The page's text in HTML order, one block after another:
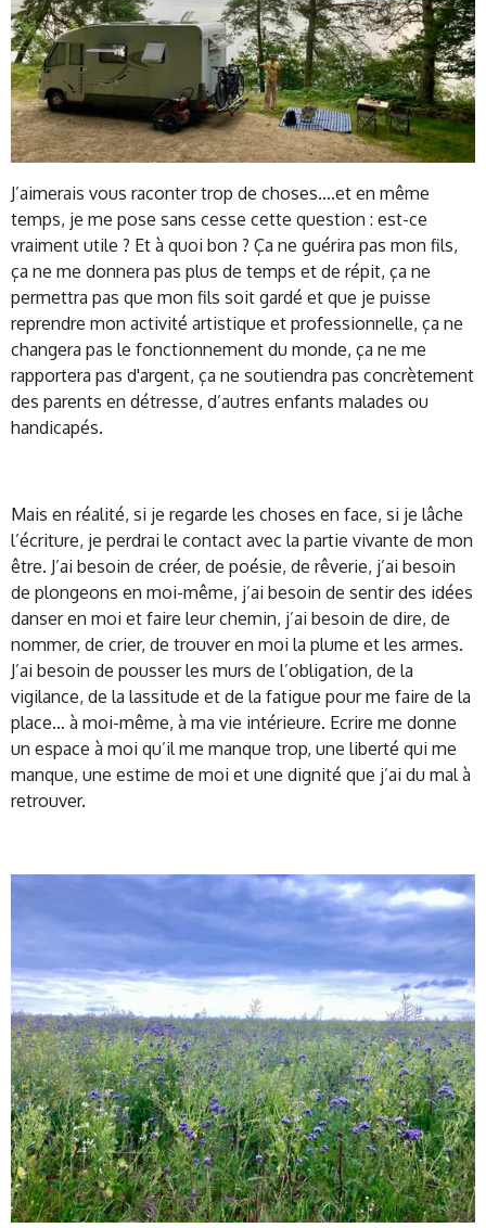
J’aimerais vous raconter trop de choses….et en même
temps, je me pose sans cesse cette question : est-ce
vraiment utile ? Et à quoi bon ? Ça ne guérira pas mon fils,
ça ne me donnera pas plus de temps et de répit, ça ne
permettra pas que mon fils soit gardé et que je puisse
reprendre mon activité artistique et professionnelle, ça ne
changera pas le fonctionnement du monde, ça ne me
rapportera pas d'argent, ça ne soutiendra pas concrètement
des parents en détresse, d’autres enfants malades ou
handicapés.
Mais en réalité, si je regarde les choses en face, si je lâche
l’écriture, je perdrai le contact avec la partie vivante de mon
être. J’ai besoin de créer, de poésie, de rêverie, j’ai besoin
de plongeons en moi-même, j’ai besoin de sentir des idées
danser en moi et faire leur chemin, j’ai besoin de dire, de
nommer, de crier, de trouver en moi la plume et les armes.
J’ai besoin de pousser les murs de l’obligation, de la
vigilance, de la lassitude et de la fatigue pour me faire de la
place… à moi-même, à ma vie intérieure. Ecrire me donne
un espace à moi qu’il me manque trop, une liberté qui me
manque, une estime de moi et une dignité que j’ai du mal à
retrouver.